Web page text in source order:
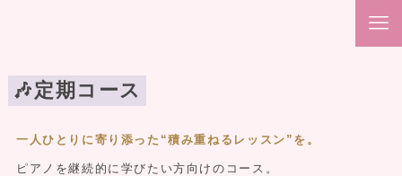
🎶定期コース
一人ひとりに寄り添った“積み重ねるレッスン”を。
ピアノを継続的に学びたい方向けのコース。